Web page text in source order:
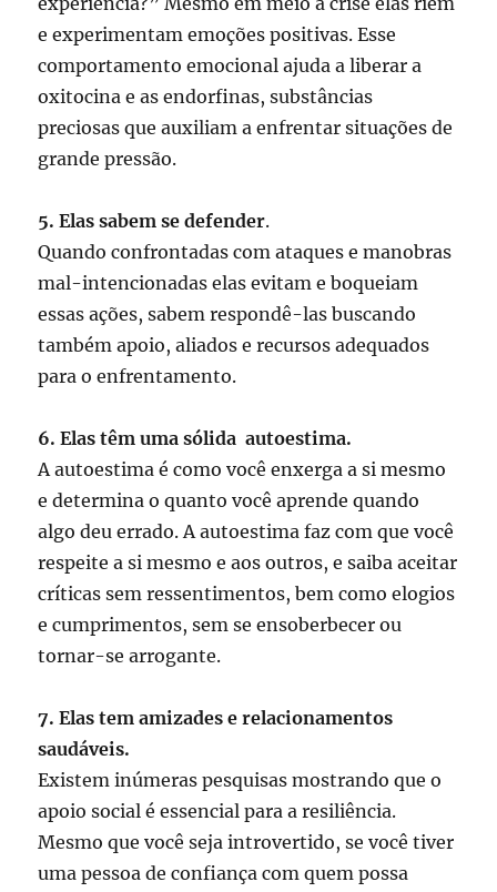
e experimentam emoções positivas. Esse
comportamento emocional ajuda a liberar a
oxitocina e as endorfinas, substâncias
preciosas que auxiliam a enfrentar situações de
grande pressão.
5. Elas sabem se defender.
Quando confrontadas com ataques e manobras
mal-intencionadas elas evitam e boqueiam
essas ações, sabem respondê-las buscando
também apoio, aliados e recursos adequados
para o enfrentamento.
6. Elas têm uma sólidaautoestima.
A autoestima é como você enxerga a si mesmo
e determina o quanto você aprende quando
algo deu errado. A autoestima faz com que você
respeite a si mesmo e aos outros, e saiba aceitar
críticas sem ressentimentos, bem como elogios
e cumprimentos, sem se ensoberbecer ou
tornar-se arrogante.
7. Elas tem amizades e relacionamentos
saudáveis.
Existem inúmeras pesquisas mostrando que o
apoio social é essencial para a resiliência.
Mesmo que você seja introvertido, se você tiver
uma pessoa de confiança com quem possa